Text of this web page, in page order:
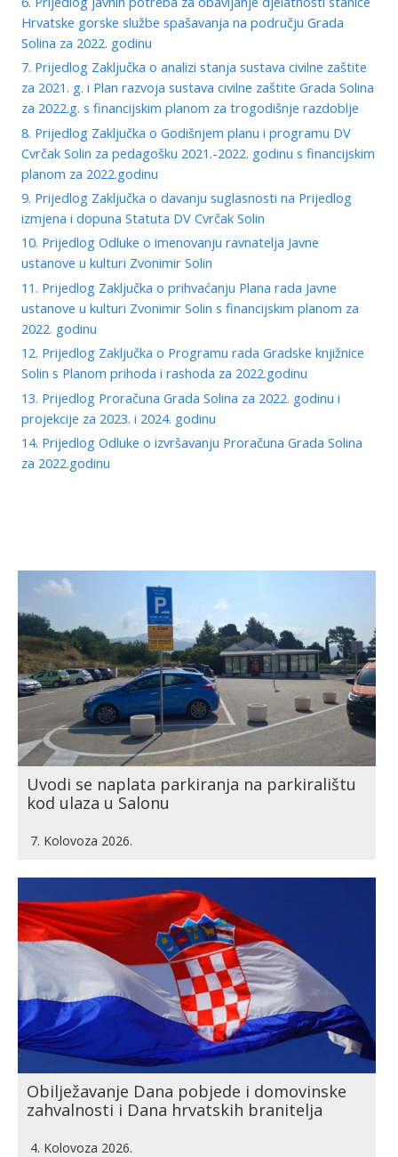
Hrvatske gorske službe spašavanja na području Grada
Solina za 2022. godinu
7. Prijedlog Zaključka o analizi stanja sustava civilne zaštite
za 2021. g. i Plan razvoja sustava civilne zaštite Grada Solina
za 2022.g. s financijskim planom za trogodišnje razdoblje
8. Prijedlog Zaključka o Godišnjem planu i programu DV
Cvrčak Solin za pedagošku 2021.-2022. godinu s financijskim
planom za 2022.godinu
9. Prijedlog Zaključka o davanju suglasnosti na Prijedlog
izmjena i dopuna Statuta DV Cvrčak Solin
10. Prijedlog Odluke o imenovanju ravnatelja Javne
ustanove u kulturi Zvonimir Solin
11. Prijedlog Zaključka o prihvaćanju Plana rada Javne
ustanove u kulturi Zvonimir Solin s financijskim planom za
2022. godinu
12. Prijedlog Zaključka o Programu rada Gradske knjižnice
Solin s Planom prihoda i rashoda za 2022.godinu
13. Prijedlog Proračuna Grada Solina za 2022. godinu i
projekcije za 2023. i 2024. godinu
14. Prijedlog Odluke o izvršavanju Proračuna Grada Solina
za 2022.godinu
Uvodi se naplata parkiranja na parkiralištu
kod ulaza u Salonu
7. Kolovoza 2026.
Obilježavanje Dana pobjede i domovinske
zahvalnosti i Dana hrvatskih branitelja
4. Kolovoza 2026.